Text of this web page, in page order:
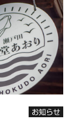
お知らせ